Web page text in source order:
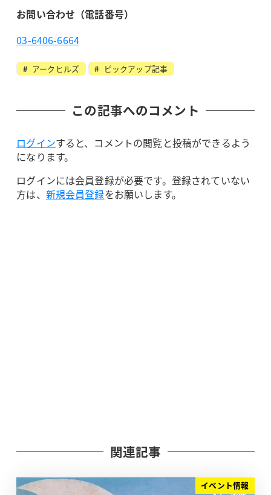
お問い合わせ（電話番号）
03-6406-6664
アークヒルズ ピックアップ記事
この記事へのコメント
ログインすると、コメントの閲覧と投稿ができるよう
になります。
ログインには会員登録が必要です。登録されていない
方は、 新規会員登録をお願いします。
関連記事
イベント情報